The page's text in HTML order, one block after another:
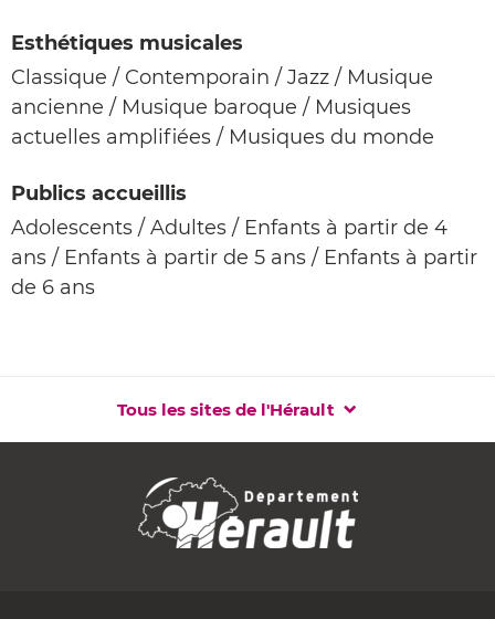
Esthétiques musicales
Classique / Contemporain / Jazz / Musique
ancienne / Musique baroque / Musiques
actuelles amplifiées / Musiques du monde
Publics accueillis
Adolescents / Adultes / Enfants à partir de 4
ans / Enfants à partir de 5 ans / Enfants à partir
de 6 ans
Tous les sites de l'Hérault